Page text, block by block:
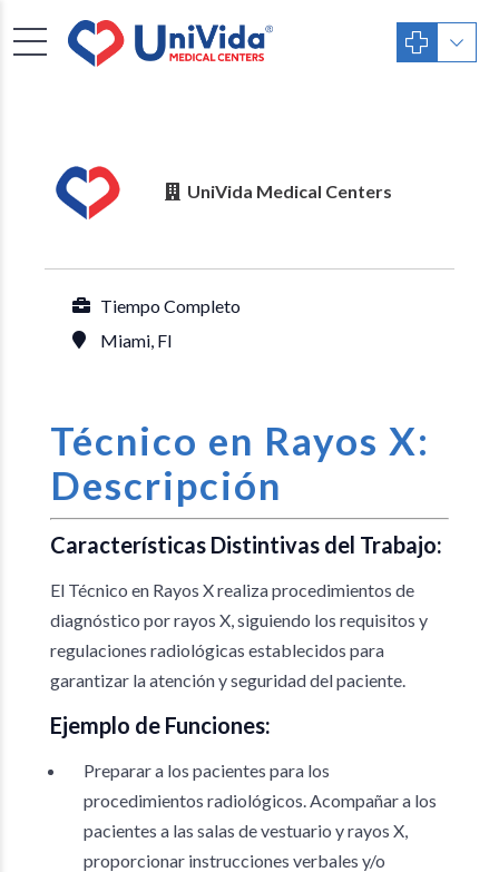
UniVida Medical Centers
Tiempo Completo
Miami, Fl
Técnico en Rayos X:
Descripción
Características Distintivas del Trabajo:
El Técnico en Rayos X realiza procedimientos de
diagnóstico por rayos X, siguiendo los requisitos y
regulaciones radiológicas establecidos para
garantizar la atención y seguridad del paciente.
Ejemplo de Funciones:
Preparar a los pacientes para los
procedimientos radiológicos. Acompañar a los
pacientes a las salas de vestuario y rayos X,
proporcionar instrucciones verbales y/o